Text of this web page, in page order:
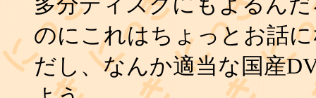
のにこれはちょっとお話
だし、なんか適当な国産